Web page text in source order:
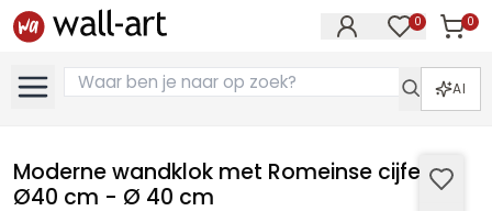
0 0
AI
Moderne wandklok met Romeinse cijfers
Ø40 cm - Ø 40 cm